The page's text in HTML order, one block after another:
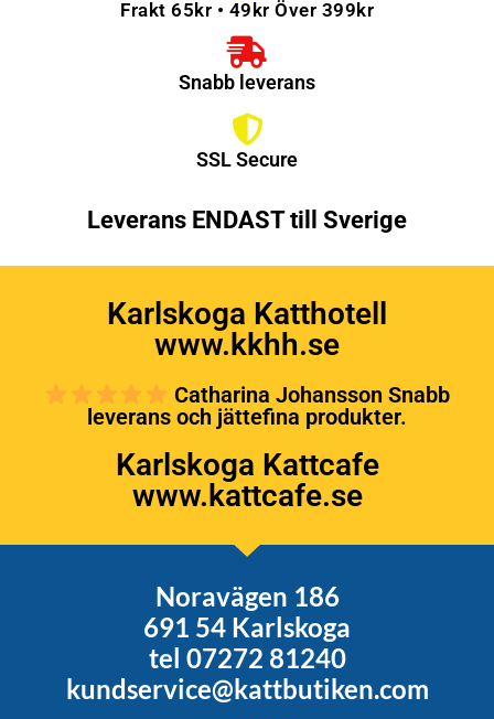
Frakt 65kr • 49kr Över 399kr
Snabb leverans
SSL Secure
Leverans ENDAST till Sverige
Karlskoga Katthotell
www.kkhh.se
Catharina Johansson Snabb
leverans och jättefina produkter.
Karlskoga Kattcafe
www.kattcafe.se
Noravägen 186
691 54 Karlskoga
tel 07272 81240
kundservice@kattbutiken.com